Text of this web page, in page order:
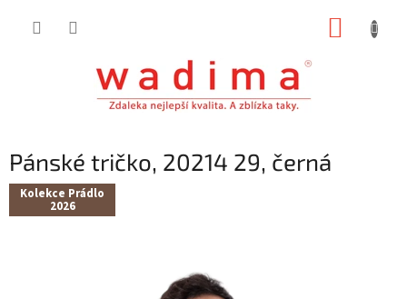
Pánské tričko, 20214 29, černá
Kolekce Prádlo
2026